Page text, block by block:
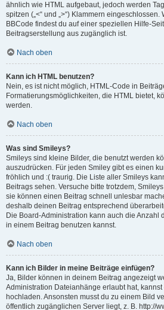
ähnlich wie HTML aufgebaut, jedoch werden
spitzen („<“ und „>“) Klammern
BBCode findest du auf einer speziellen Hilfe-
Beitragserstellung aus zugänglich ist.
Nach oben
Kann ich HTML benutzen?
Nein, es ist nicht möglich, HTML-Code in
Formatierungsmöglichkeiten, die HTML bietet,
werden.
Nach oben
Was sind Smileys?
Smileys sind kleine Bilder, die benutzt werden
auszudrücken. Für jeden Smiley gibt es einen
fröhlich und :( traurig. Die Liste aller Smileys
Beitrags sehen. Versuche bitte trotzdem,
sie können einen Beitrag schnell unlesbar
deshalb deinen Beitrag entsprechend
Die Board-Administration kann auch die Anzahl
in einem Beitrag benutzen kannst.
Nach oben
Kann ich Bilder in meine Beiträge einfügen?
Ja, Bilder können in deinem Beitrag angezeigt
Administration Dateianhänge erlaubt hat,
hochladen. Ansonsten musst du zu einem Bild
öffentlich zugänglichen Server liegt, z. B. http://